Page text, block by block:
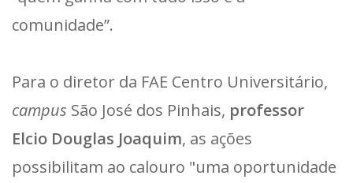
comunidade”.
Para o diretor da FAE Centro Universitário,
campus São José dos Pinhais, professor
Elcio Douglas Joaquim, as ações
possibilitam ao calouro "uma oportunidade